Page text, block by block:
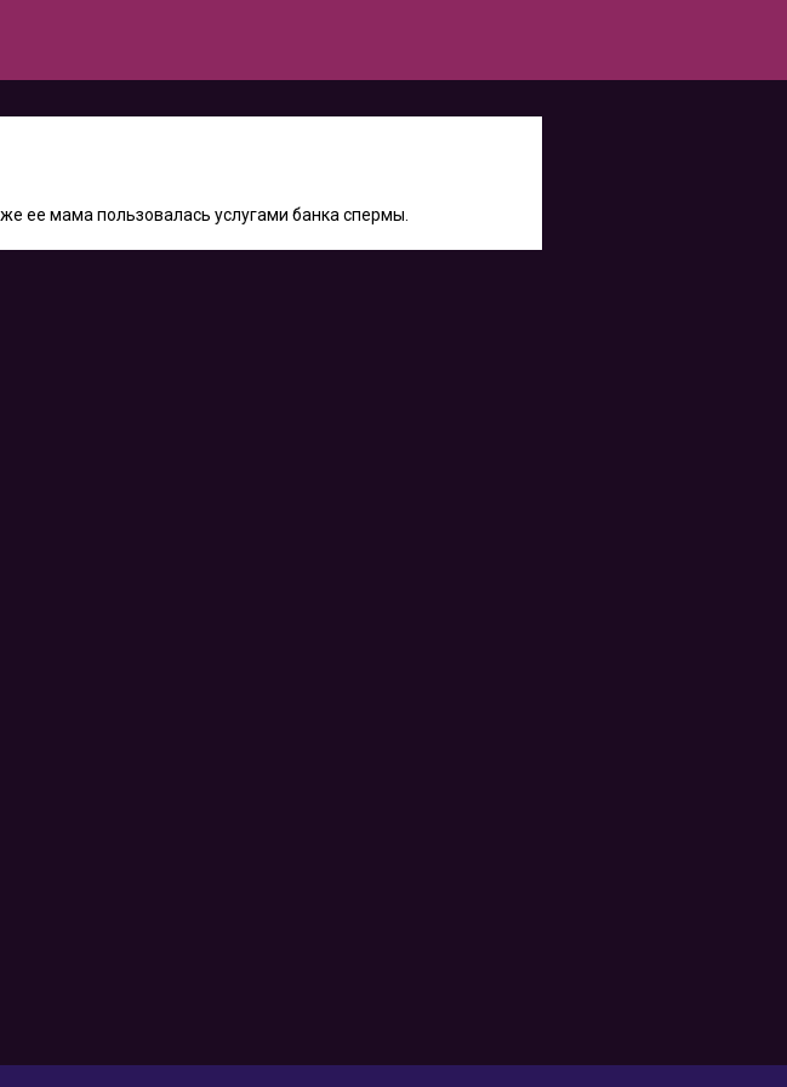
ее мама пользовалась услугами банка спермы.